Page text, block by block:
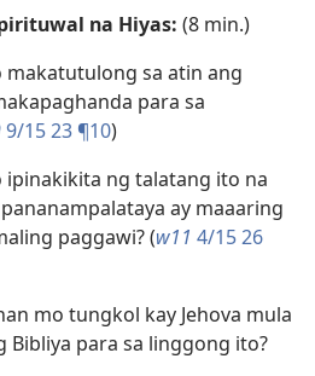
na Hiyas: (8 min.)
sa atin ang
para sa
9/15 23 ¶10)
ng talatang ito na
ay maaaring
paggawi? (w11 4/15 26
mo tungkol kay Jehova mula
Bibliya para sa linggong ito?